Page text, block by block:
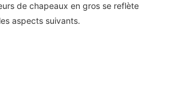
de chapeaux en gros se reflète
aspects suivants.